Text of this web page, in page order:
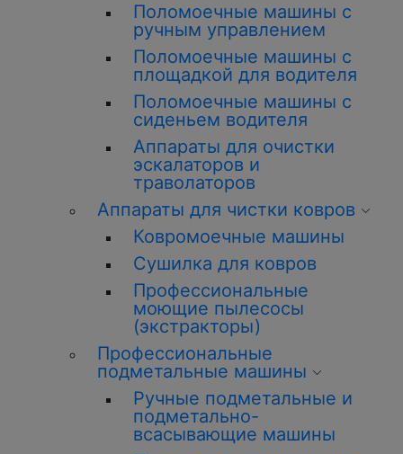
Поломоечные машины с
ручным управлением
Поломоечные машины с
площадкой для водителя
Поломоечные машины с
сиденьем водителя
Аппараты для очистки
эскалаторов и
траволаторов
Аппараты для чистки ковров
Ковромоечные машины
Сушилка для ковров
Профессиональные
моющие пылесосы
(экстракторы)
Профессиональные
подметальные машины
Ручные подметальные и
подметально-
всасывающие машины